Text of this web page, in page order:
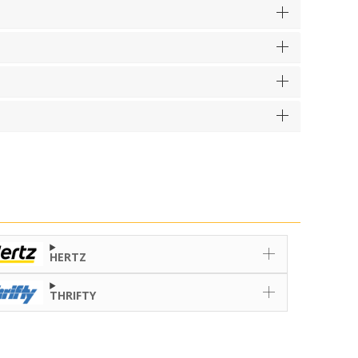
HERTZ
THRIFTY